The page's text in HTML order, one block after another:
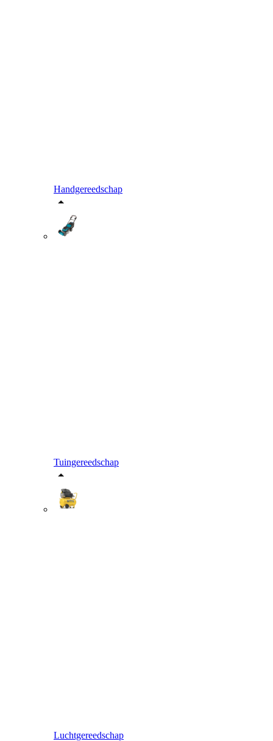
Handgereedschap
Tuingereedschap
Luchtgereedschap